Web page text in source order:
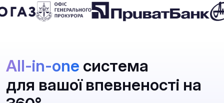
All-in-one система
для вашої впевненості на